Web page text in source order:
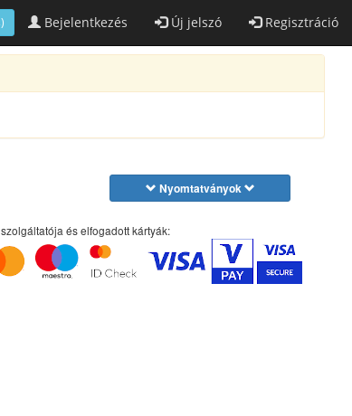
Bejelentkezés Új jelszó Regisztráció
Nyomtatványok
és elfogadott kártyák: